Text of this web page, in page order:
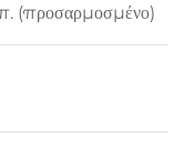
(προσαρμοσμένο)